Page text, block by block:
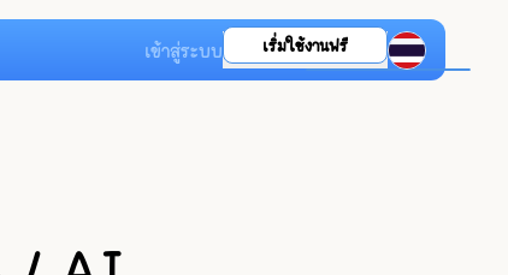
เข้าสู่ระบบ เริ่มใช้งานฟรี